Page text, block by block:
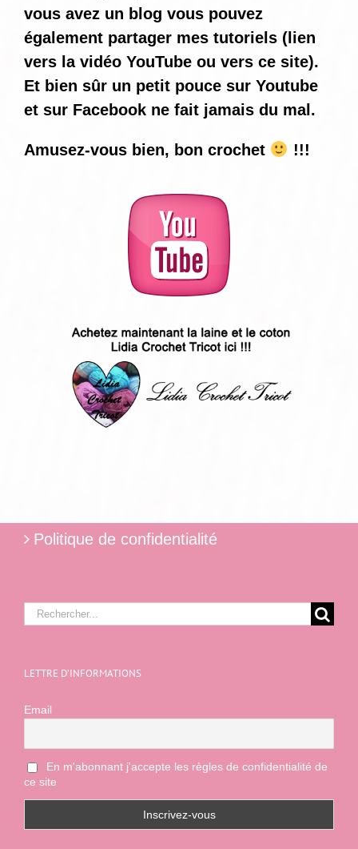
vous avez un blog vous pouvez
également partager mes tutoriels (lien
vers la vidéo YouTube ou vers ce site).
Et bien sûr un petit pouce sur Youtube
et sur Facebook ne fait jamais du mal.
Amusez-vous bien, bon crochet !!!
Politique de confidentialité
Rechercher:
LETTRE D’INFORMATIONS
Email
En m'abonnant j'accepte les règles de confidentialité de
ce site